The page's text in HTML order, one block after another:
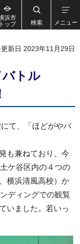
浜市
トップ
検索 メニュー
新日 2023年11月29日
トル
て、「ほどがやバ
も兼ねており、今
ケ谷区内の４つの
横浜清風高校）か
ディングでの観覧
いました。若いっ